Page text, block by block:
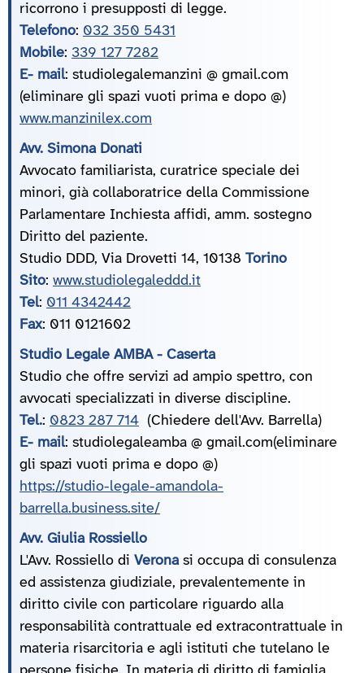
ricorrono i presupposti di legge.
Telefono: 032 350 5431
Mobile: 339 127 7282
E- mail: studiolegalemanzini @ gmail.com
(eliminare gli spazi vuoti prima e dopo @)
www.manzinilex.com
Avv. Simona Donati
Avvocato familiarista, curatrice speciale dei
minori, già collaboratrice della Commissione
Parlamentare Inchiesta affidi, amm. sostegno
Diritto del paziente.
Studio DDD, Via Drovetti 14, 10138 Torino
Sito: www.studiolegaleddd.it
Tel: 011 4342442
Fax: 011 0121602
Studio Legale AMBA - Caserta
Studio che offre servizi ad ampio spettro, con
avvocati specializzati in diverse discipline.
Tel.: 0823 287 714 (Chiedere dell'Avv. Barrella)
E- mail: studiolegaleamba @ gmail.com(eliminare
gli spazi vuoti prima e dopo @)
https://studio-legale-amandola-
barrella.business.site/
Avv. Giulia Rossiello
L'Avv. Rossiello di Veronasi occupa di consulenza
ed assistenza giudiziale, prevalentemente in
diritto civile con particolare riguardo alla
responsabilità contrattuale ed extracontrattuale in
materia risarcitoria e agli istituti che tutelano le